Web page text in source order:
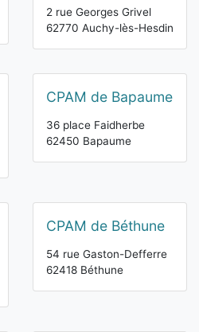
2 rue Georges Grivel
62770 Auchy-lès-Hesdin
CPAM de Bapaume
36 place Faidherbe
62450 Bapaume
CPAM de Béthune
54 rue Gaston-Defferre
62418 Béthune